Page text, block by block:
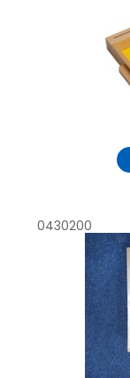
0430200